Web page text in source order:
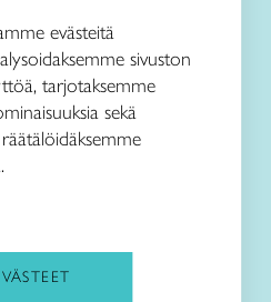
evästeitä
sivuston
tarjotaksemme
sekä